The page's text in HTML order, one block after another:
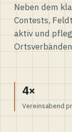
Neben dem
Contests,
aktiv und
4×
Vereinsabend